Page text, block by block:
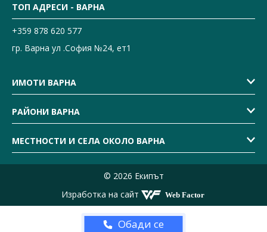
ТОП АДРЕСИ - ВАРНА
+359 878 620 577
гр. Варна ул .София №24, ет1
ИМОТИ ВАРНА
РАЙОНИ ВАРНА
МЕСТНОСТИ И СЕЛА ОКОЛО ВАРНА
© 2026 Екипът
Изработка на сайт
Обади се